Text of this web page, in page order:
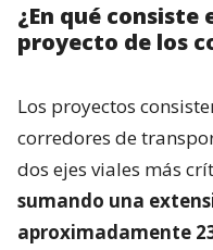
¿En qué
proyecto de los
Los proyectos
corredores de
dos ejes viales más
sumando una
aproximadamente